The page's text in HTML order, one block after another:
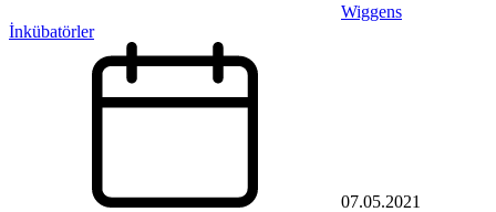
Wiggens
İnkübatörler
07.05.2021